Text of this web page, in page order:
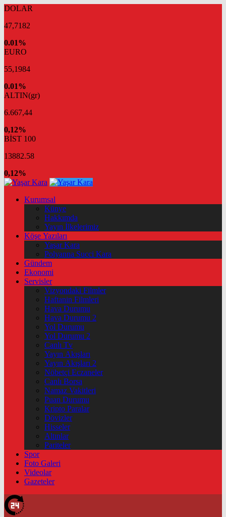
DOLAR
47,7182
0.01%
EURO
55,1984
0.01%
ALTIN(gr)
6.667,44
0,12%
BİST 100
13882.58
0,12%
Kurumsal
Künye
Hakkımda
Yayın İlkelerimiz
Köşe Yazıları
Yaşar Kara
Polyanna Succi Kara
Gündem
Ekonomi
Servisler
Vizyondaki Filmler
Haftanin Filmleri
Hava Durumu
Hava Durumu 2
Yol Durumu
Yol Durumu 2
Canlı Tv
Yayın Akışları
Yayın Akışları 2
Nöbetçi Eczaneler
Canlı Borsa
Namaz Vakitleri
Puan Durumu
Kripto Paralar
Dövizler
Hisseler
Altınlar
Pariteler
Spor
Foto Galeri
Videolar
Gazeteler